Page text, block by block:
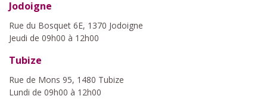
Jodoigne
Rue du Bosquet 6E, 1370 Jodoigne
Jeudi de 09h00 à 12h00
Tubize
Rue de Mons 95, 1480 Tubize
Lundi de 09h00 à 12h00